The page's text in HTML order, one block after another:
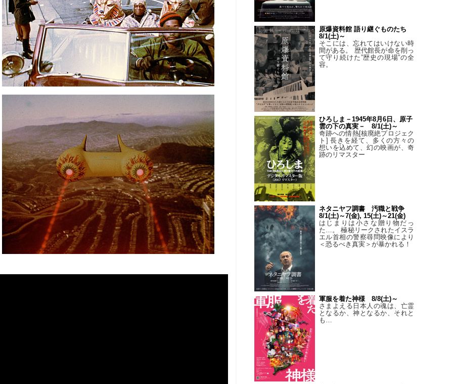
原爆資料館 語り継ぐものたち
8/1(土)～
そこには、忘れてはいけない時
間がある。 歴代館長が命を削っ
て守り続けた”歴史の現場”の全
容。
ひろしま－1945年8月6日、原子
雲の下の真実－ 8/1(土)～
奇跡への情熱[核廃絶プロジェク
ト] 長きを経て、多くの方々の
想いを込めて、幻の映画が、奇
跡のリマスター
ネタニヤフ調書 汚職と戦争
8/1(土)～7(金), 15(土)～21(金)
はじまりは小さな贈り物だっ
た…。 極秘リークされたイスラ
エル首相の警察尋問映像により
＜恐るべき真実＞が暴かれる！
軍服を着た神様 8/8(土)～
さまよえる日本人の魂は、亡霊
となるか、神となるか、それと
も…